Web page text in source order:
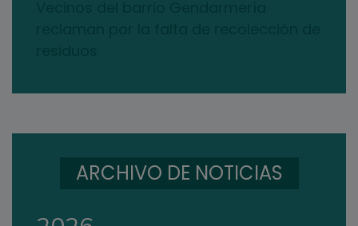
ARCHIVO DE NOTICIAS